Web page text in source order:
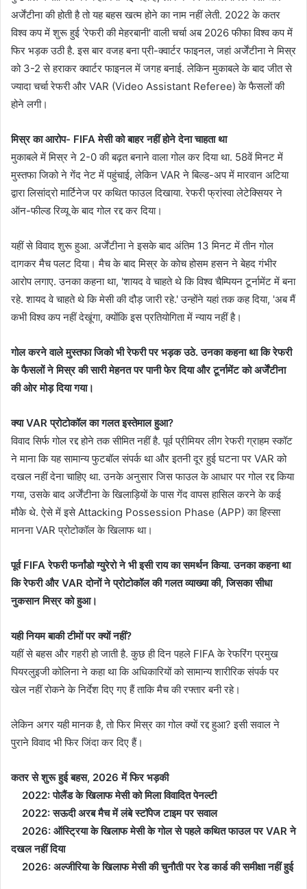
अर्जेंटीना की होती है तो यह बहस खत्म होने का नाम नहीं लेती. 2022 के कतर
विश्व कप में शुरू हुई 'रेफरी की मेहरबानी' वाली चर्चा अब 2026 फीफा विश्व कप में
फिर भड़क उठी है. इस बार वजह बना प्री-क्वार्टर फाइनल, जहां अर्जेंटीना ने मिस्र
को 3-2 से हराकर क्वार्टर फाइनल में जगह बनाई. लेकिन मुकाबले के बाद जीत से
ज्यादा चर्चा रेफरी और VAR (Video Assistant Referee) के फैसलों की
होने लगी।
मिस्र का आरोप- FIFA मेसी को बाहर नहीं होने देना चाहता था
मुकाबले में मिस्र ने 2-0 की बढ़त बनाने वाला गोल कर दिया था. 58वें मिनट में
मुस्तफा जिको ने गेंद नेट में पहुंचाई, लेकिन VAR ने बिल्ड-अप में मारवान अटिया
द्वारा लिसांद्रो मार्टिनेज पर कथित फाउल दिखाया. रेफरी फ्रांस्वा लेटेक्सियर ने
ऑन-फील्ड रिव्यू के बाद गोल रद्द कर दिया।
यहीं से विवाद शुरू हुआ. अर्जेंटीना ने इसके बाद अंतिम 13 मिनट में तीन गोल
दागकर मैच पलट दिया। मैच के बाद मिस्र के कोच होसम हसन ने बेहद गंभीर
आरोप लगाए. उनका कहना था, 'शायद वे चाहते थे कि विश्व चैम्पियन टूर्नामेंट में बना
रहे. शायद वे चाहते थे कि मेसी की दौड़ जारी रहे.' उन्होंने यहां तक कह दिया, 'अब मैं
कभी विश्व कप नहीं देखूंगा, क्योंकि इस प्रतियोगिता में न्याय नहीं है।
गोल करने वाले मुस्तफा जिको भी रेफरी पर भड़क उठे. उनका कहना था कि रेफरी
के फैसलों ने मिस्र की सारी मेहनत पर पानी फेर दिया और टूर्नामेंट को अर्जेंटीना
की ओर मोड़ दिया गया।
क्या VAR प्रोटोकॉल का गलत इस्तेमाल हुआ?
विवाद सिर्फ गोल रद्द होने तक सीमित नहीं है. पूर्व प्रीमियर लीग रेफरी ग्राहम स्कॉट
ने माना कि यह सामान्य फुटबॉल संपर्क था और इतनी दूर हुई घटना पर VAR को
दखल नहीं देना चाहिए था. उनके अनुसार जिस फाउल के आधार पर गोल रद्द किया
गया, उसके बाद अर्जेंटीना के खिलाड़ियों के पास गेंद वापस हासिल करने के कई
मौके थे. ऐसे में इसे Attacking Possession Phase (APP) का हिस्सा
मानना VAR प्रोटोकॉल के खिलाफ था।
पूर्व FIFA रेफरी फर्नांडो ग्युरेरो ने भी इसी राय का समर्थन किया. उनका कहना था
कि रेफरी और VAR दोनों ने प्रोटोकॉल की गलत व्याख्या की, जिसका सीधा
नुकसान मिस्र को हुआ।
यही नियम बाकी टीमों पर क्यों नहीं?
यहीं से बहस और गहरी हो जाती है. कुछ ही दिन पहले FIFA के रेफरिंग प्रमुख
पियरलुइजी कोलिना ने कहा था कि अधिकारियों को सामान्य शारीरिक संपर्क पर
खेल नहीं रोकने के निर्देश दिए गए हैं ताकि मैच की रफ्तार बनी रहे।
लेकिन अगर यही मानक है, तो फिर मिस्र का गोल क्यों रद्द हुआ? इसी सवाल ने
पुराने विवाद भी फिर जिंदा कर दिए हैं।
कतर से शुरू हुई बहस, 2026 में फिर भड़की
2022: पोलैंड के खिलाफ मेसी को मिला विवादित पेनल्टी
2022: सऊदी अरब मैच में लंबे स्टॉपेज टाइम पर सवाल
2026: ऑस्ट्रिया के खिलाफ मेसी के गोल से पहले कथित फाउल पर VAR ने
दखल नहीं दिया
2026: अल्जीरिया के खिलाफ मेसी की चुनौती पर रेड कार्ड की समीक्षा नहीं हुई